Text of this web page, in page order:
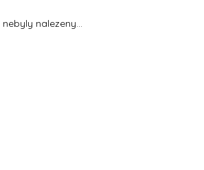
nebyly nalezeny...